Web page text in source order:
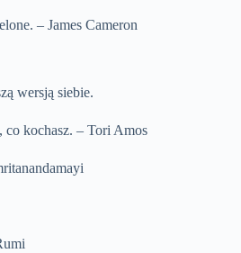
– James Cameron
wersją siebie.
co kochasz. – Tori Amos